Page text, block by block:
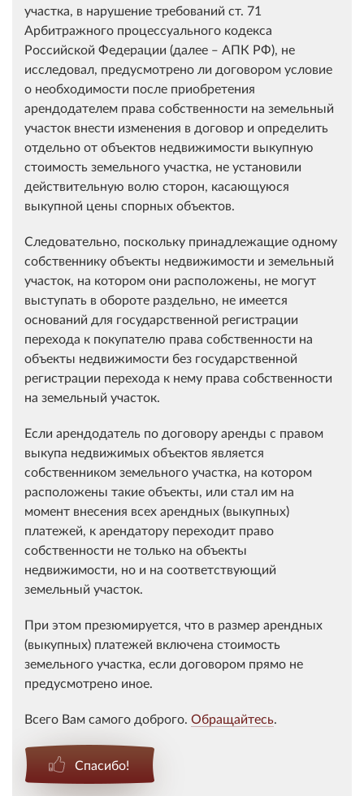
участка, в нарушение требований ст. 71
Арбитражного процессуального кодекса
Российской Федерации (далее ‒ АПК РФ), не
исследовал, предусмотрено ли договором условие
о необходимости после приобретения
арендодателем права собственности на земельный
участок внести изменения в договор и определить
отдельно от объектов недвижимости выкупную
стоимость земельного участка, не установили
действительную волю сторон, касающуюся
выкупной цены спорных объектов.
Следовательно, поскольку принадлежащие одному
собственнику объекты недвижимости и земельный
участок, на котором они расположены, не могут
выступать в обороте раздельно, не имеется
оснований для государственной регистрации
перехода к покупателю права собственности на
объекты недвижимости без государственной
регистрации перехода к нему права собственности
на земельный участок.
Если арендодатель по договору аренды с правом
выкупа недвижимых объектов является
собственником земельного участка, на котором
расположены такие объекты, или стал им на
момент внесения всех арендных (выкупных)
платежей, к арендатору переходит право
собственности не только на объекты
недвижимости, но и на соответствующий
земельный участок.
При этом презюмируется, что в размер арендных
(выкупных) платежей включена стоимость
земельного участка, если договором прямо не
предусмотрено иное.
Всего Вам самого доброго. Обращайтесь.
Спасибо!